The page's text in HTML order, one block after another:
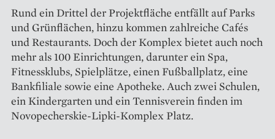
Rund ein Drittel der Projektfläche entfällt auf Parks
und Grün­flächen, hinzu kommen zahlreiche Cafés
und Restaurants. Doch der Komplex bietet auch noch
mehr als 100 Einrichtungen, darunter ein Spa,
Fitnessklubs, Spielplätze, einen Fußballplatz, eine
Bankfiliale sowie eine Apotheke. Auch zwei Schulen,
ein Kindergarten und ein Tennis­verein finden im
Novopecherskie-Lipki-­Komplex Platz.